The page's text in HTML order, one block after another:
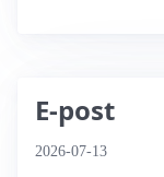
E-post
2026-07-13